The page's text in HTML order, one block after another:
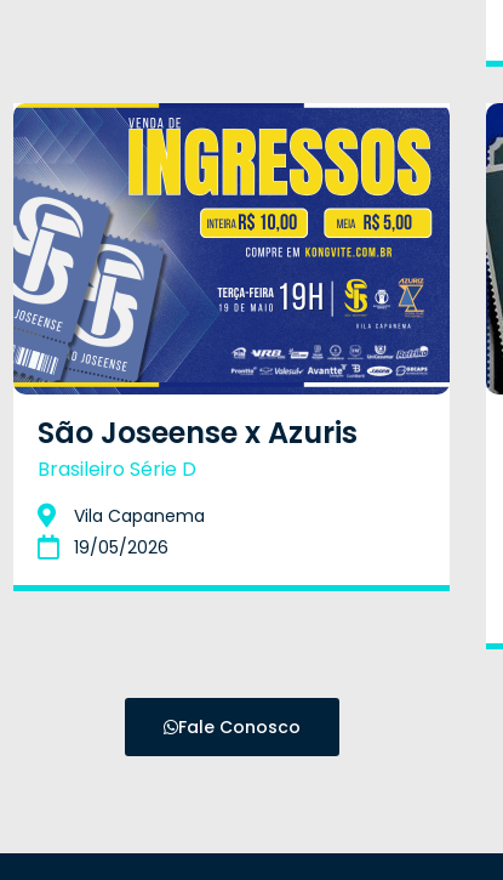
São Joseense x Azuris
Brasileiro Série D
Vila Capanema
19/05/2026
Fale Conosco